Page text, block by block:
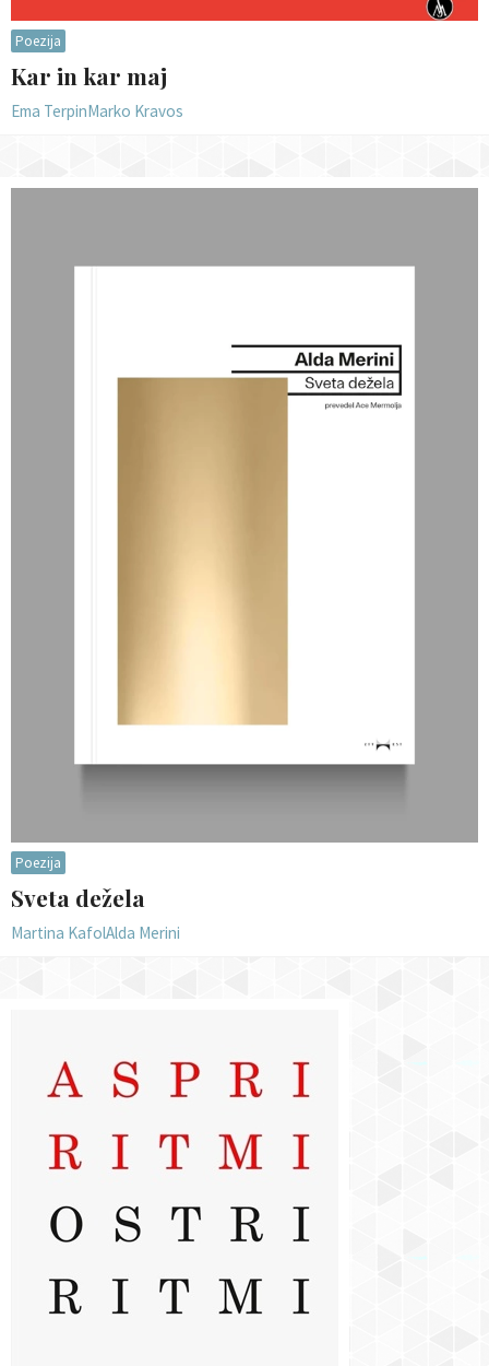
Poezija
Kar in kar maj
Ema TerpinMarko Kravos
Poezija
Sveta dežela
Martina KafolAlda Merini